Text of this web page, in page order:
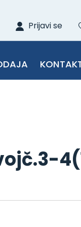
Prijavi se